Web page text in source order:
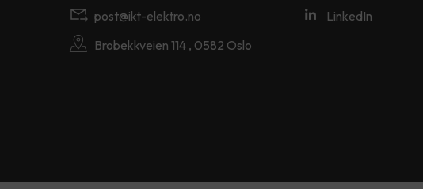
post@ikt-elektro.no
Brobekkveien 114 , 0582 Oslo
LinkedIn